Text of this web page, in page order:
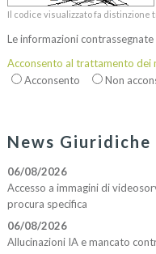
Il codice visualizzato fa distinzione
Le informazioni
Acconsento al trattamento dei
Acconsento
Non
News Giuridiche
06/08/2026
Accesso a immagini di
procura specifica
06/08/2026
Allucinazioni IA e mancato